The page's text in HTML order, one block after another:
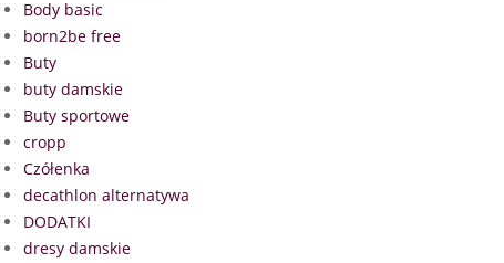
Body basic
born2be free
Buty
buty damskie
Buty sportowe
cropp
Czółenka
decathlon alternatywa
DODATKI
dresy damskie